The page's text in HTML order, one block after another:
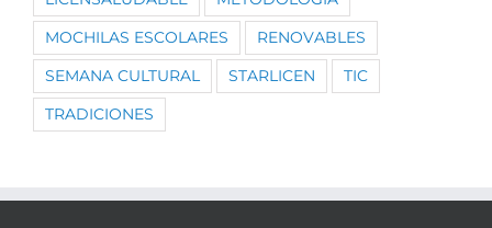
MOCHILAS ESCOLARES RENOVABLES
SEMANA CULTURAL STARLICEN TIC
TRADICIONES